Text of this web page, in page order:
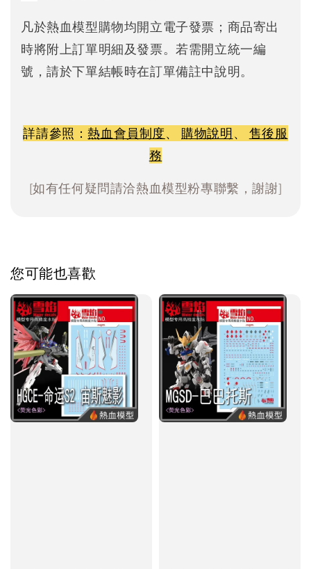
凡於熱血模型購物均開立電子發票；商品寄出
時將附上訂單明細及發票。若需開立統一編
號，請於下單結帳時在訂單備註中說明。
詳請參照：熱血會員制度、 購物說明、 售後服
務
[如有任何疑問請洽熱血模型粉專聯繫，謝謝]
您可能也喜歡